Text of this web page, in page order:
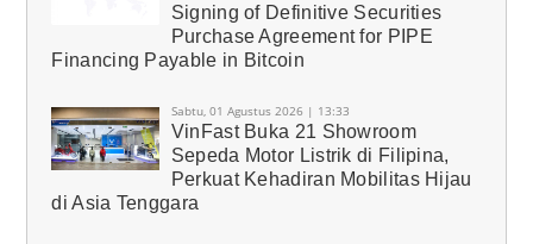
Signing of Definitive Securities
Purchase Agreement for PIPE
Financing Payable in Bitcoin
Sabtu, 01 Agustus 2026 | 13:33
VinFast Buka 21 Showroom
Sepeda Motor Listrik di Filipina,
Perkuat Kehadiran Mobilitas Hijau
di Asia Tenggara